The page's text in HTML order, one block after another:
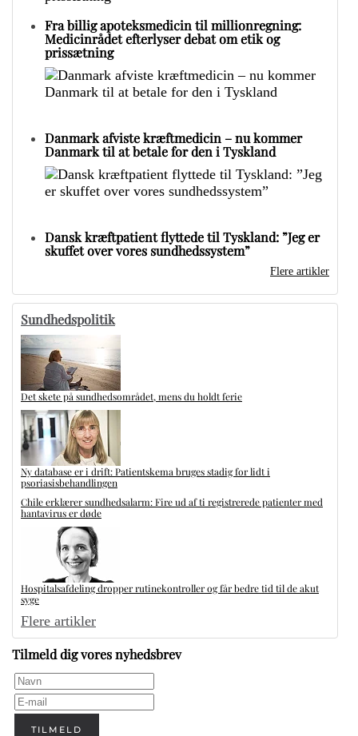
Fra billig apoteksmedicin til millionregning:
Medicinrådet efterlyser debat om etik og
prissætning
Danmark afviste kræftmedicin – nu kommer
Danmark til at betale for den i Tyskland
Dansk kræftpatient flyttede til Tyskland: ”Jeg er
skuffet over vores sundhedssystem”
Flere artikler
Sundhedspolitik
Det skete på sundhedsområdet, mens du holdt ferie
Ny database er i drift: Patientskema bruges stadig for lidt i
psoriasisbehandlingen
Chile erklærer sundhedsalarm: Fire ud af ti registrerede patienter med
hantavirus er døde
Hospitalsafdeling dropper rutinekontroller og får bedre tid til de akut
syge
Flere artikler
Tilmeld dig vores nyhedsbrev
TILMELD